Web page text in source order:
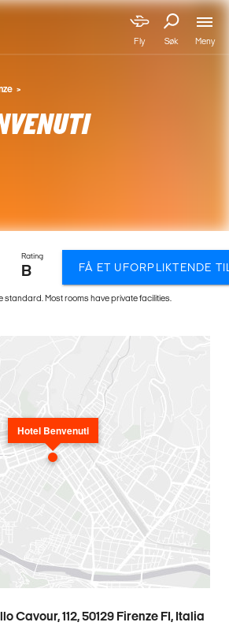
Fly Søk Meny
Rating
B FÅ ET UFORPLIKTENDE
standard. Most rooms have private facilities.
Hotel Benvenuti
Cavour, 112, 50129 Firenze FI, Italia